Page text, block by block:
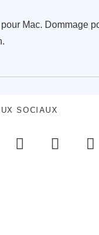
Mac. Dommage
SOCIAUX